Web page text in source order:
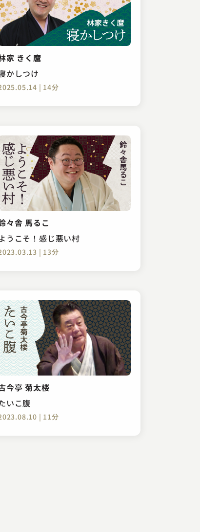
家 きく麿
かしつけ
| 14分
々舎 馬るこ
うこそ！感じ悪い村
| 13分
今亭 菊太楼
いこ腹
| 11分